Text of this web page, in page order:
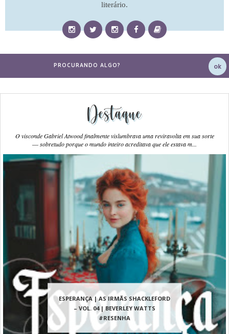
literário.
Destaque
ESPERANÇA | AS IRMÃS SHACKLEFORD
– VOL. 04 | BEVERLEY WATTS
#RESENHA
O visconde Gabriel Atwood finalmente vislumbrava uma reviravolta em sua sorte
― sobretudo porque o mundo inteiro acreditava que ele estava m...